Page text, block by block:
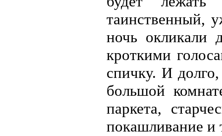
таинственный,
ночь окликали
кроткими
спичку. И
большой
паркета,
покашливание и